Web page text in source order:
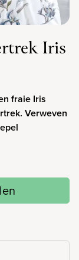
Iris
fraie Iris
Verweven